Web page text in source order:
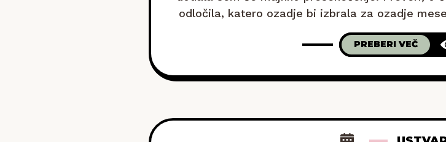
odločila, katero ozadje bi izbrala za ozadje
dve! Saj zdaj verjetno že veš,
PREBERI VEČ